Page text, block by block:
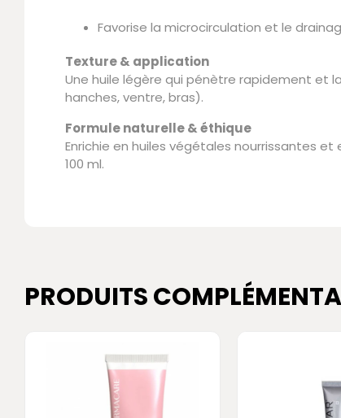
Favorise la microcirculation et le
Texture & application
Une huile légère qui pénètre rapidement et
hanches, ventre, bras).
Formule naturelle & éthique
Enrichie en huiles végétales nourrissantes
100 ml.
PRODUITS